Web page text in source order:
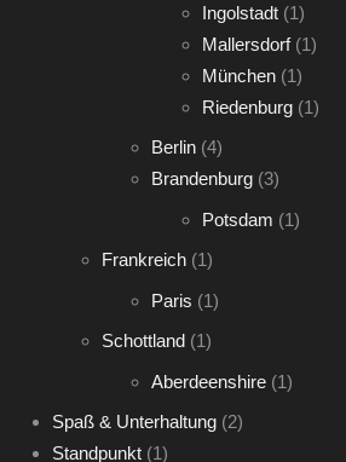
Ingolstadt(1)
Mallersdorf(1)
München(1)
Riedenburg(1)
Berlin (4)
Brandenburg (3)
Potsdam (1)
Frankreich (1)
Paris (1)
Schottland (1)
Aberdeenshire (1)
Spaß & Unterhaltung(2)
Standpunkt(1)